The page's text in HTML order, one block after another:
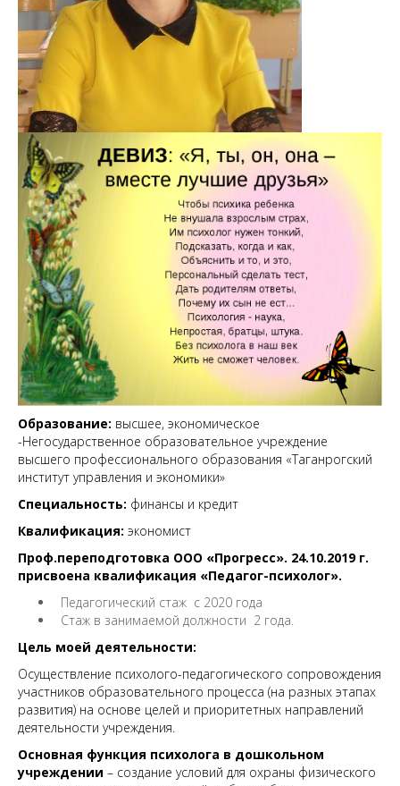
Образование: высшее, экономическое
-Негосударственное образовательное учреждение
высшего профессионального образования «Таганрогский
институт управления и экономики»
Специальность: финансы и кредит
Квалификация: экономист
Проф.переподготовка ООО «Прогресс». 24.10.2019 г.
присвоена квалификация «Педагог-психолог».
Педагогический стаж с 2020 года
Стаж в занимаемой должности 2 года.
Цель моей деятельности:
Осуществление психолого-педагогического сопровождения
участников образовательного процесса (на разных этапах
развития) на основе целей и приоритетных направлений
деятельности учреждения.
Основная функция психолога в дошкольном
учреждении – создание условий для охраны физического